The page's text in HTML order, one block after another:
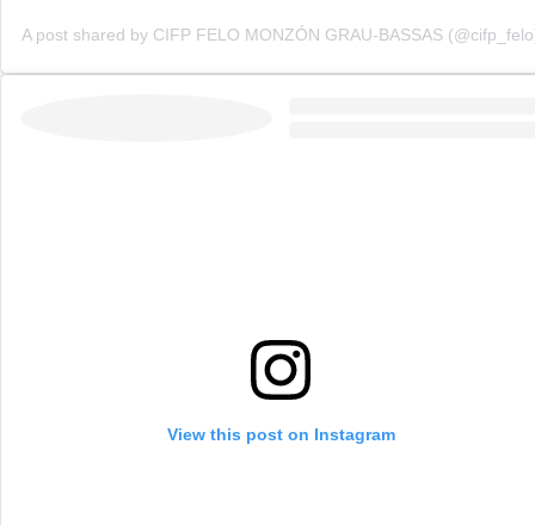
A post shared by CIFP FELO MONZÓN GRAU-BASSAS
View this post on Instagram